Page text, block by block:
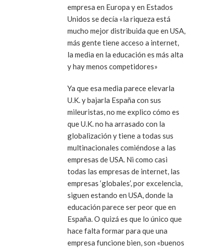
empresa en Europa y en Estados
Unidos se decía «la riqueza está
mucho mejor distribuida que en USA,
más gente tiene acceso a internet,
la media en la educación es más alta
y hay menos competidores»
Ya que esa media parece elevarla
U.K. y bajarla España con sus
mileuristas, no me explico cómo es
que U.K. no ha arrasado con la
globalización y tiene a todas sus
multinacionales comiéndose a las
empresas de USA. Ni como casi
todas las empresas de internet, las
empresas ‘globales’, por excelencia,
siguen estando en USA, donde la
educación parece ser peor que en
España. O quizá es que lo único que
hace falta formar para que una
empresa funcione bien, son «buenos